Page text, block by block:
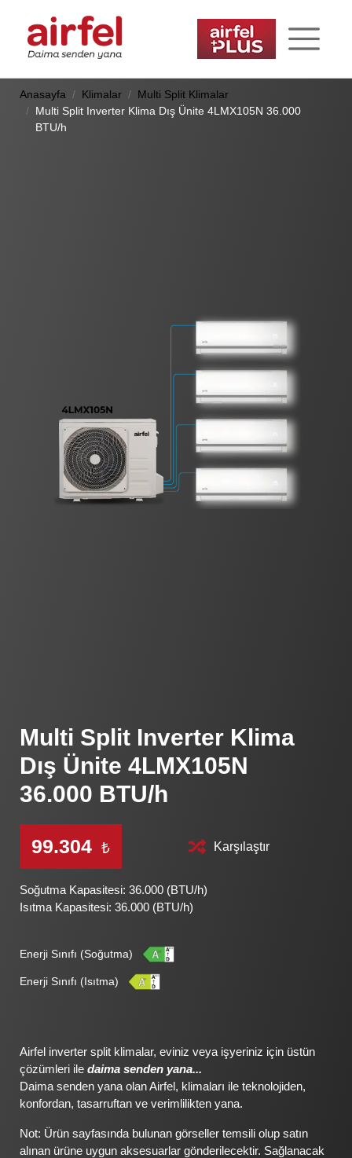
Anasayfa Klimalar
Multi Split Klimalar
Multi Split Inverter Klima Dış Ünite 4LMX105N 36.000
BTU/h
Multi Split Inverter Klima
Dış Ünite 4LMX105N
36.000 BTU/h
99.304 ₺ Karşılaştır
Soğutma Kapasitesi: 36.000 (BTU/h)
Isıtma Kapasitesi: 36.000 (BTU/h)
Enerji Sınıfı (Soğutma)
Enerji Sınıfı (Isıtma)
Airfel inverter split klimalar, eviniz veya işyeriniz için üstün
çözümleri ile daima senden yana...
Daima senden yana olan Airfel, klimaları ile teknolojiden,
konfordan, tasarruftan ve verimlilikten yana.
Not: Ürün sayfasında bulunan görseller temsili olup satın
alınan ürüne uygun aksesuarlar gönderilecektir. Sağlanacak